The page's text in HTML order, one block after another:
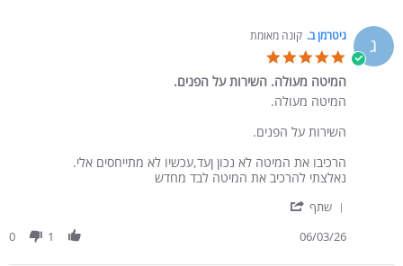
ג גיטרמן ב. קונה מאומת
המיטה מעולה. השירות על הפנים.
Review by גיטרמן ב. on 6 Mar 2026
review stating המיטה מעולה. השירות על הפנים.
המיטה מעולה.
השירות על הפנים.
הרכיבו את המיטה לא נכון ןעד,עכשיו לא מתייחסים אלי.
נאלצתי להרכיב את המיטה לבד מחדש
שתף
06/03/26
1
0